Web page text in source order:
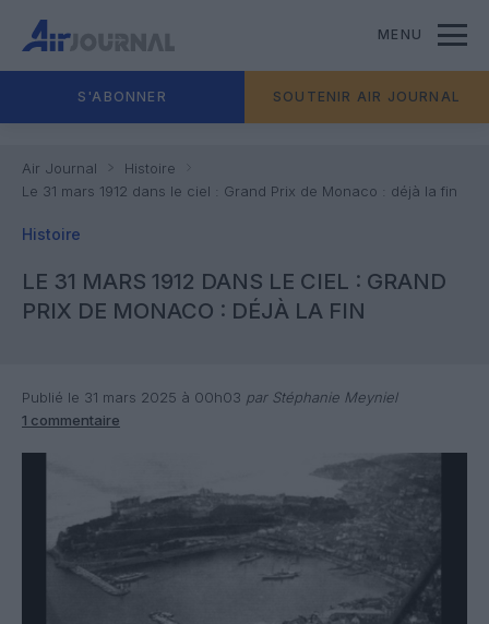
MENU
S'ABONNER SOUTENIR AIR JOURNAL
Air Journal
Histoire
Le 31 mars 1912 dans le ciel : Grand Prix de Monaco : déjà la fin
Histoire
LE 31 MARS 1912 DANS LE CIEL : GRAND
PRIX DE MONACO : DÉJÀ LA FIN
Publié le 31 mars 2025 à 00h03 par Stéphanie Meyniel
1 commentaire